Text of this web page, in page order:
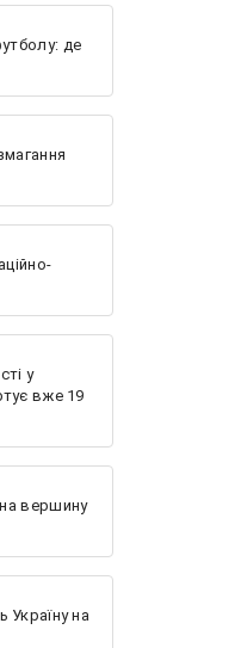
де
у
вже 19
на вершину
Україну на